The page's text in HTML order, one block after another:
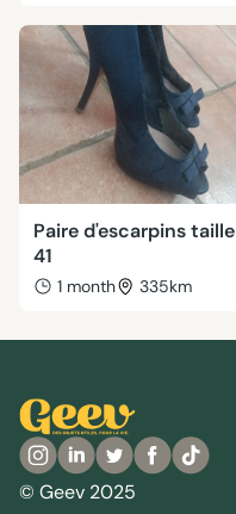
Paire d'escarpins taille
41
1 month 335km
© Geev 2025